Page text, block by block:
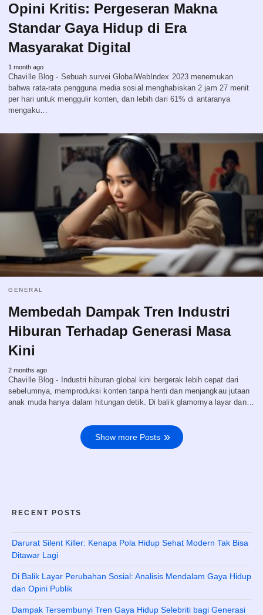
Opini Kritis: Pergeseran Makna
Standar Gaya Hidup di Era
Masyarakat Digital
1 month ago
Chaville Blog - Sebuah survei GlobalWebIndex 2023 menemukan
bahwa rata-rata pengguna media sosial menghabiskan 2 jam 27 menit
per hari untuk menggulir konten, dan lebih dari 61% di antaranya
mengaku…
GENERAL
Membedah Dampak Tren Industri
Hiburan Terhadap Generasi Masa
Kini
2 months ago
Chaville Blog - Industri hiburan global kini bergerak lebih cepat dari
sebelumnya, memproduksi konten tanpa henti dan menjangkau jutaan
anak muda hanya dalam hitungan detik. Di balik glamornya layar dan…
Show more Posts
RECENT POSTS
Darurat Silent Killer: Kenapa Pola Hidup Sehat Modern Tak Bisa
Ditawar Lagi
Di Balik Layar Perubahan Sosial: Analisis Mendalam Gaya Hidup
dan Opini Publik
Dampak Tersembunyi Tren Gaya Hidup Selebriti bagi Generasi